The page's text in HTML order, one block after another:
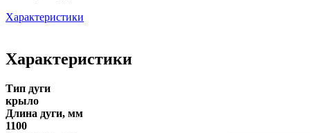
Характеристики
Характеристики
Тип дуги
крыло
Длина дуги, мм
1100